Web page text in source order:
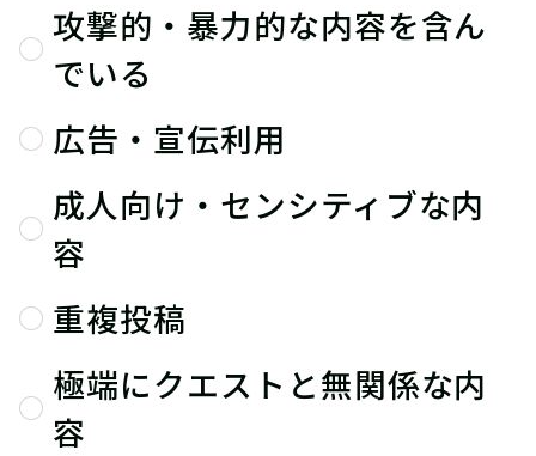
攻撃的・暴力的な内容を含ん
でいる
広告・宣伝利用
成人向け・センシティブな内
容
重複投稿
極端にクエストと無関係な内
容